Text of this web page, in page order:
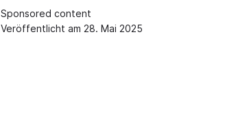
Sponsored content
Veröffentlicht am 28. Mai 2025